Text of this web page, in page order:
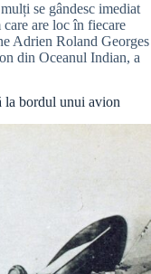
se gândesc imediat
are loc în fiecare
Adrien Roland Georges
din Oceanul Indian, a
la bordul unui avion